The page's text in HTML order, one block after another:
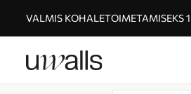
VALMIS KOHALETOIMETAMISEKS